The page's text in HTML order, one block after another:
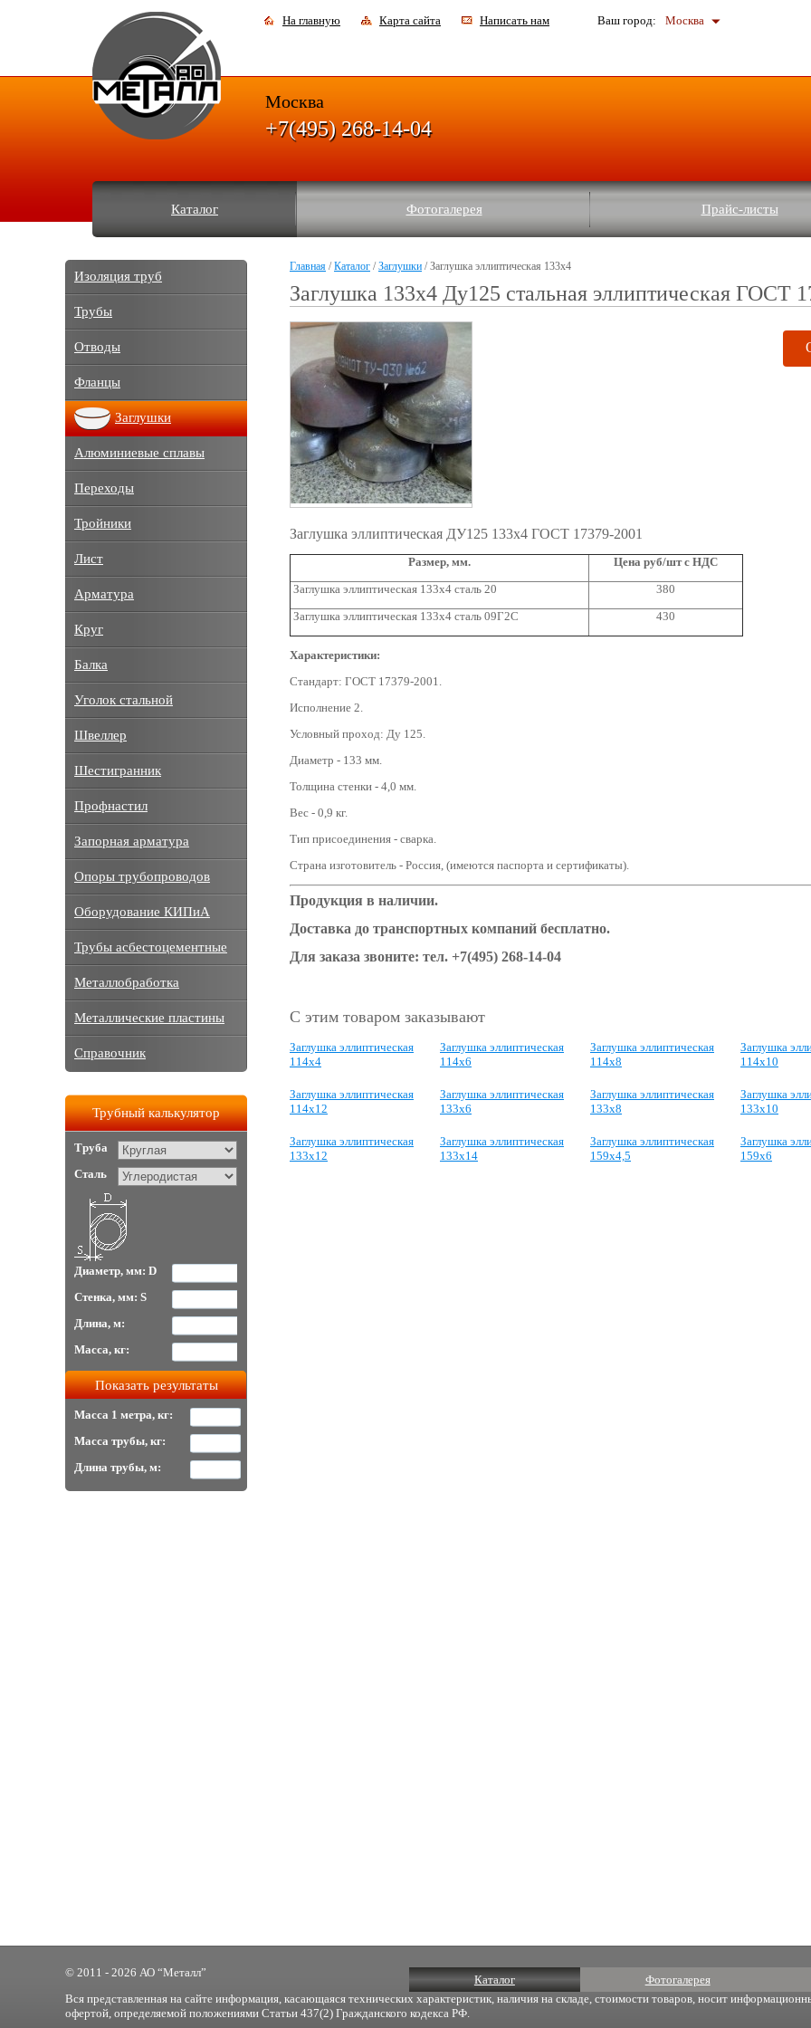
На главную Карта сайта Написать нам Ваш город: Москва
Каталог Фотогалерея Прайс-листы
Москва
+7(495) 268-14-04
Главная /Каталог /Заглушки / Заглушка эллиптическая 133х4
Заглушка 133х4 Ду125 стальная эллиптическая ГОСТ
Заглушка эллиптическая ДУ125 133х4 ГОСТ 17379-2001
Размер, мм.
Цена руб/шт с НДС
Заглушка эллиптическая 133х4 сталь 20
380
Заглушка эллиптическая 133х4 сталь 09Г2С
430
Характеристики:
Стандарт: ГОСТ 17379-2001.
Исполнение 2.
Условный проход: Ду 125.
Диаметр - 133 мм.
Толщина стенки - 4,0 мм.
Вес - 0,9 кг.
Тип присоединения - сварка.
Страна изготовитель - Россия, (имеются паспорта и сертификаты).
Продукция в наличии.
Доставка до транспортных компаний бесплатно.
Для заказа звоните: тел. +7(495) 268-14-04
С этим товаром заказывают
Заглушка эллиптическая
114х4
Заглушка эллиптическая
114х6
Заглушка эллиптическая
114х8
Заглушка
114х10
Заглушка эллиптическая
114х12
Заглушка эллиптическая
133х6
Заглушка эллиптическая
133х8
Заглушка
133х10
Заглушка эллиптическая
133х12
Заглушка эллиптическая
133х14
Заглушка эллиптическая
159х4,5
Заглушка
159х6
Изоляция труб
Трубы
Отводы
Фланцы
Заглушки
Алюминиевые сплавы
Переходы
Тройники
Лист
Арматура
Круг
Балка
Уголок стальной
Швеллер
Шестигранник
Профнастил
Запорная арматура
Опоры трубопроводов
Оборудование КИПиА
Трубы асбестоцементные
Металлобработка
Металлические пластины
Справочник
Трубный калькулятор
Труба
Сталь
Диаметр, мм: D
Стенка, мм: S
Длина, м:
Масса, кг:
Масса 1 метра, кг:
Масса трубы, кг:
Длина трубы, м:
Каталог Фотогалерея
© 2011 - 2026 АО “Металл”
Вся представленная на сайте информация, касающаяся технических характеристик, наличия на складе, стоимости товаров, носит
офертой, определяемой положениями Статьи 437(2) Гражданского кодекса РФ.